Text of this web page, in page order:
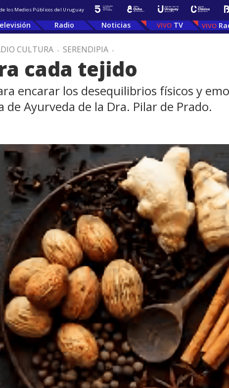
los Medios Públicos del Uruguay
Radio Noticias TV
CULTURA . SERENDIPIA .
cada tejido
encarar los desequilibrios físicos y
Ayurveda de la Dra. Pilar de Prado.